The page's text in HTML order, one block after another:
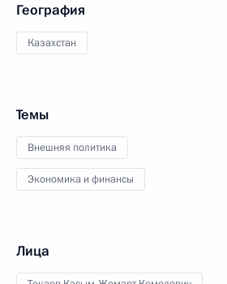
География
Казахстан
Темы
Внешняя политика
Экономика и финансы
Лица